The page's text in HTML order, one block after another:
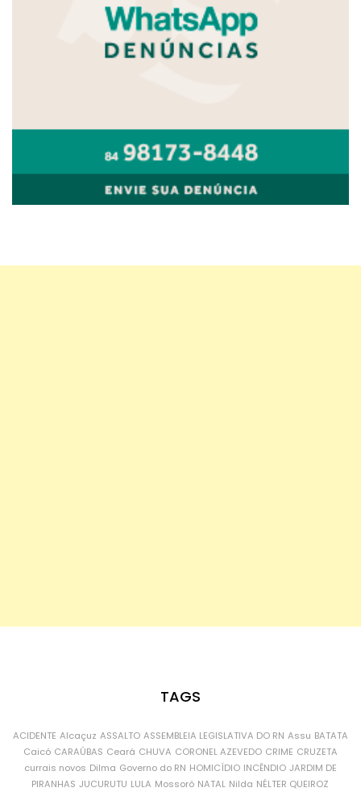
TAGS
ACIDENTE Alcaçuz ASSALTO ASSEMBLEIA LEGISLATIVA DO RN Assu BATATA
Caicó CARAÚBAS Ceará CHUVA CORONEL AZEVEDO CRIME CRUZETA
currais novos Dilma Governo do RN HOMICÍDIO INCÊNDIO JARDIM DE
PIRANHAS JUCURUTU LULA Mossoró NATAL Nilda NÉLTER QUEIROZ